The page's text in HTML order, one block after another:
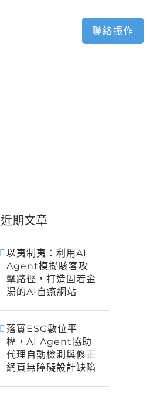
聯絡振作
近期文章
以夷制夷：利用AI
Agent模擬駭客攻
擊路徑，打造固若金
湯的AI自癒網站
落實ESG數位平
權，AI Agent協助
代理自動檢測與修正
網頁無障礙設計缺陷